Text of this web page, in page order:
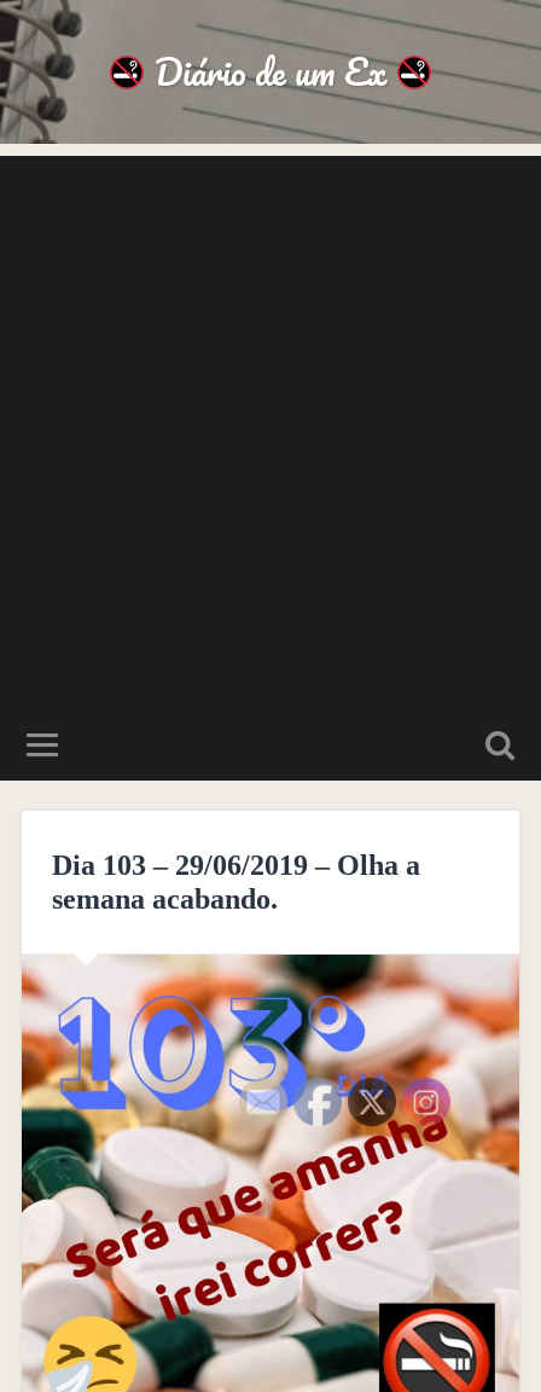
Diário de um Ex
Dia 103 – 29/06/2019 – Olha a
semana acabando.